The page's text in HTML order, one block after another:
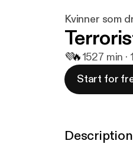
Kvinner som
💜🔥1527 min ·
Start for
Description